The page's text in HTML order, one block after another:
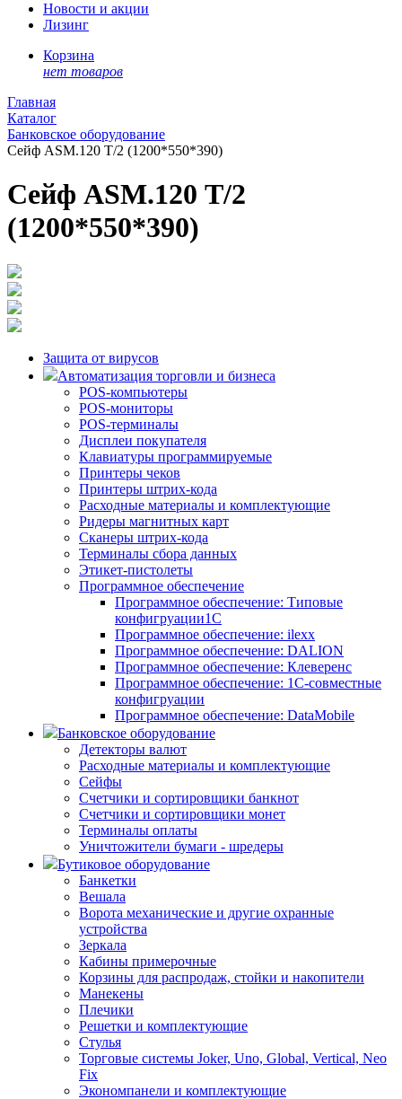
Новости и акции
Лизинг
Корзина
нет товаров
Главная
Каталог
Банковское оборудование
Сейф ASM.120 Т/2 (1200*550*390)
Сейф ASM.120 Т/2
(1200*550*390)
Защита от вирусов
Автоматизация торговли и бизнеса
POS-компьютеры
POS-мониторы
POS-терминалы
Дисплеи покупателя
Клавиатуры программируемые
Принтеры чеков
Принтеры штрих-кода
Расходные материалы и комплектующие
Ридеры магнитных карт
Сканеры штрих-кода
Терминалы сбора данных
Этикет-пистолеты
Программное обеспечение
Программное обеспечение: Типовые
конфигруации1С
Программное обеспечение: ilexx
Программное обеспечение: DALION
Программное обеспечение: Клеверенс
Программное обеспечение: 1С-совместные
конфигруации
Программное обеспечение: DataMobile
Банковское оборудование
Детекторы валют
Расходные материалы и комплектующие
Сейфы
Счетчики и сортировщики банкнот
Счетчики и сортировщики монет
Терминалы оплаты
Уничтожители бумаги - шредеры
Бутиковое оборудование
Банкетки
Вешала
Ворота механические и другие охранные
устройства
Зеркала
Кабины примерочные
Корзины для распродаж, стойки и накопители
Манекены
Плечики
Решетки и комплектующие
Стулья
Торговые системы Joker, Uno, Global, Vertical, Neo
Fix
Экономпанели и комплектующие